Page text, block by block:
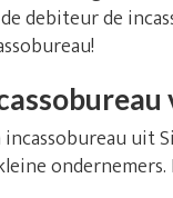
debiteur de
incassobureau uit